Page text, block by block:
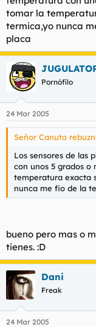
tomar la
termica,yo nunca
placa
Pornófilo
24 Mar 2005
Señor Canuto
Los sensores de las
con unos 5 grados
temperatura exacta
nunca me fio de la
bueno pero mas o
tienes. :D
Dani
Freak
24 Mar 2005